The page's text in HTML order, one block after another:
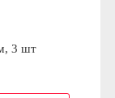
3 шт